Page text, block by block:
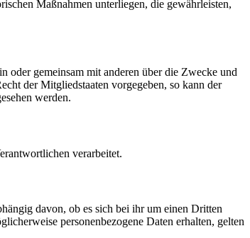
Maßnahmen unterliegen, die gewährleisten,
oder gemeinsam mit anderen über die Zwecke und
der Mitgliedstaaten vorgegeben, so kann der
werden.
verarbeitet.
davon, ob es sich bei ihr um einen Dritten
personenbezogene Daten erhalten, gelten